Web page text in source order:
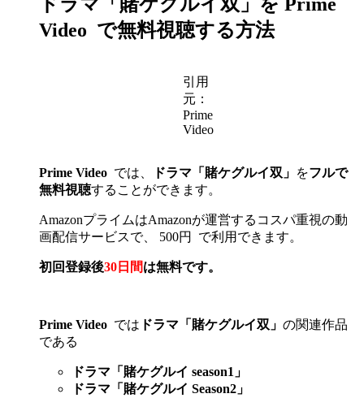
ドラマ「賭ケグルイ双」を Prime
Video で無料視聴する方法
引用
元：
Prime
Video
Prime Video では、 ドラマ「賭ケグルイ双」 をフルで
無料視聴することができます。
AmazonプライムはAmazonが運営するコスパ重視の動
画配信サービスで、 500円
で利用できます。
初回登録後30日間は無料です。
Prime Video では ドラマ「賭ケグルイ双」 の関連作品
である
ドラマ「賭ケグルイ season1」
ドラマ「賭ケグルイ Season2」